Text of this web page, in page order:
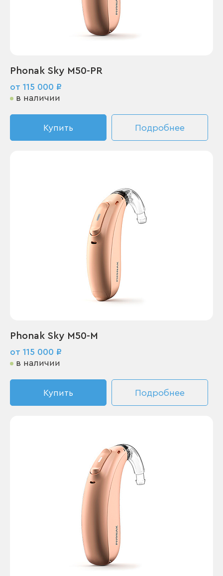
Phonak Sky M50-PR
от 115 000 ₽
в наличии
Купить Подробнее
Phonak Sky M50-M
от 115 000 ₽
в наличии
Купить Подробнее